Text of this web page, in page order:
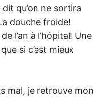
qu’on ne sortira
douche froide!
l’an à l’hôpital! Une
si c’est mieux
mal, je retrouve mon